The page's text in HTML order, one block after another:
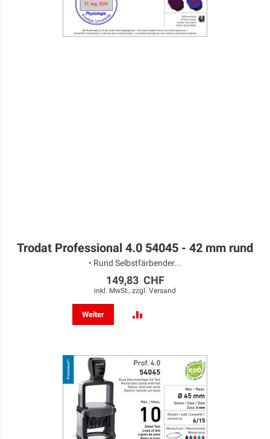
Trodat Professional 4.0 54045 - 42 mm rund
• Rund Selbstfärbender...
149,83 CHF
inkl. MwSt., zzgl. Versand
Weiter
HINZUFÜGEN